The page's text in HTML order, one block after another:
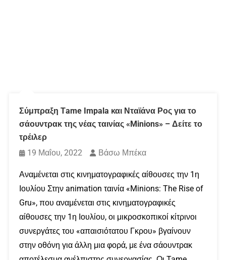
Σύμπραξη Τame Impala και Νταϊάνα Ρος για το
σάουντρακ της νέας ταινίας «Minions» – Δείτε το
τρέιλερ
19 Μαΐου, 2022
Βάσω Μπέκα
Αναμένεται στις κινηματογραφικές αίθουσες την 1η
Ιουλίου Στην animation ταινία «Minions: The Rise of
Gru», που αναμένεται στις κινηματογραφικές
αίθουσες την 1η Ιουλίου, οι μικροσκοπικοί κίτρινοι
συνεργάτες του «απαισιότατου Γκρου» βγαίνουν
στην οθόνη για άλλη μια φορά, με ένα σάουντρακ